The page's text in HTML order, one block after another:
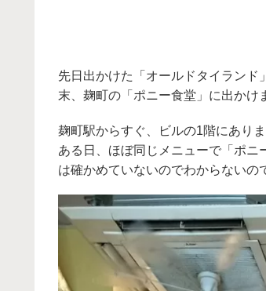
先日出かけた「オールドタイランド
末、麹町の「ポニー食堂」に出かけ
麹町駅からすぐ、ビルの1階にあり
ある日、ほぼ同じメニューで「ポ
は確かめていないのでわからないの